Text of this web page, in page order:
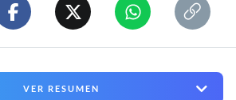
VER RESUMEN